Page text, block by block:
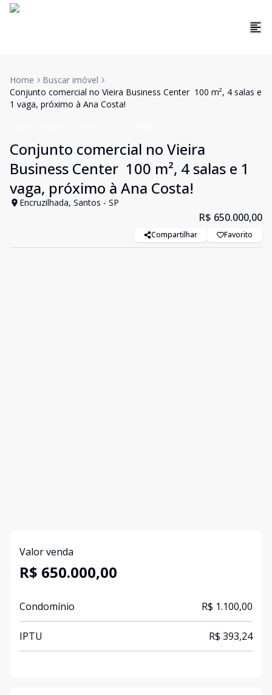
Home
Buscar imóvel
Conjunto comercial no Vieira Business Center  100 m², 4 salas e
1 vaga, próximo à Ana Costa!
Conjunto comercial no Vieira
Business Center  100 m², 4 salas e 1
vaga, próximo à Ana Costa!
Encruzilhada, Santos - SP
R$ 650.000,00
Compartilhar Favorito
Valor venda
R$ 650.000,00
Condomínio R$ 1.100,00
IPTU R$ 393,24